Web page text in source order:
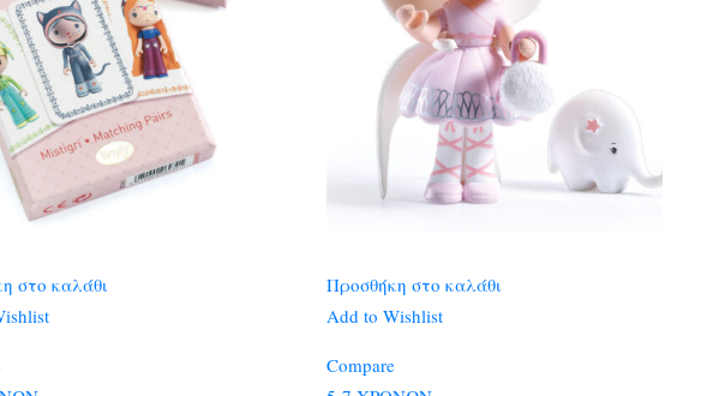
στο καλάθι
Προσθήκη στο καλάθι
Add to Wishlist
Compare